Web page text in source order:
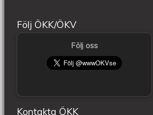
Följ ÖKK/ÖKV
Följ oss
Kontakta ÖKK